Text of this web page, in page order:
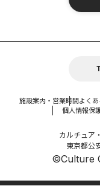
施設案内・営業時間 よく
個人情報保
カルチュア
東京都公
©Culture